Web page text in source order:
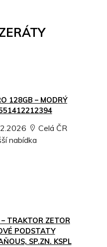
128GB – MODRÝ
Celá ČR
nabídka
TRAKTOR ZETOR
PODSTATY
SP.ZN. KSPL